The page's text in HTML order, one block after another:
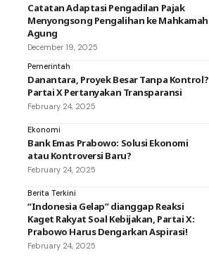
Catatan Adaptasi Pengadilan Pajak
Menyongsong Pengalihan ke Mahkamah
Agung
December 19, 2025
Pemerintah
Danantara, Proyek Besar Tanpa Kontrol?
Partai X Pertanyakan Transparansi
February 24, 2025
Ekonomi
Bank Emas Prabowo: Solusi Ekonomi
atau Kontroversi Baru?
February 24, 2025
Berita Terkini
“Indonesia Gelap” dianggap Reaksi
Kaget Rakyat Soal Kebijakan, Partai X:
Prabowo Harus Dengarkan Aspirasi!
February 24, 2025